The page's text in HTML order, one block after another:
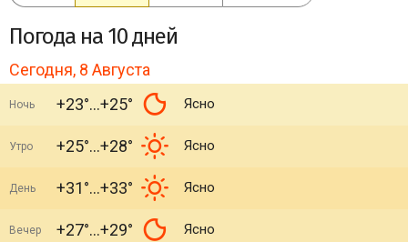
Погода на 10 дней
Сегодня, 8 Августа
Ночь +23° +25° Ясно
Утро +25° +28° Ясно
День +31° +33° Ясно
Вечер +27° +29° Ясно